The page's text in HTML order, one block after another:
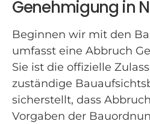
Genehmigung in
Beginnen wir mit den
umfasst eine Abbruch
Sie ist die offizielle
zuständige
sicherstellt, dass
Vorgaben der